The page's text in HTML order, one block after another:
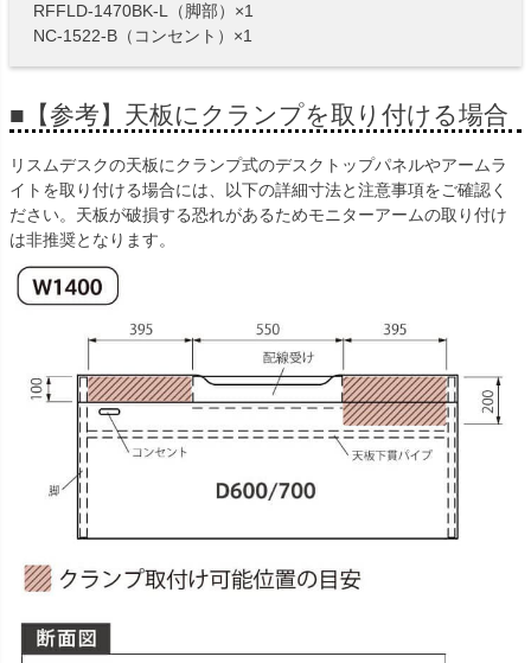
RFFLD-1470BK-L（脚部）×1
NC-1522-B（コンセント）×1
■【参考】天板にクランプを取り付ける場合
リスムデスクの天板にクランプ式のデスクトップパネルやアームラ
イトを取り付ける場合には、以下の詳細寸法と注意事項をご確認く
ださい。天板が破損する恐れがあるためモニターアームの取り付け
は非推奨となります。